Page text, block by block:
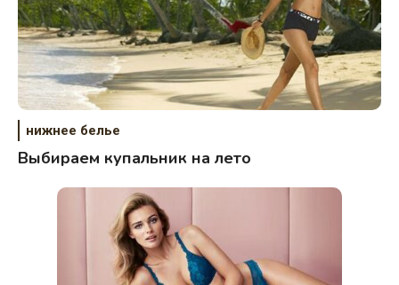
нижнее белье
Выбираем купальник на лето